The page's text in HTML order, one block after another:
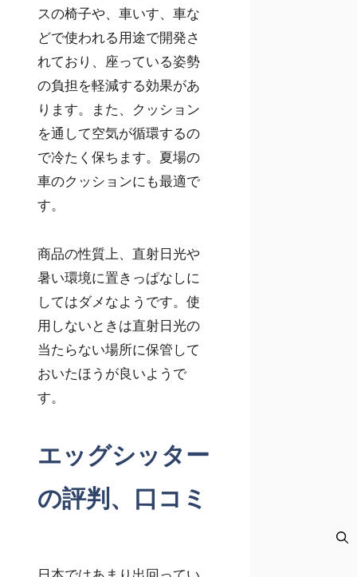
スの椅子や、車いす、車な
どで使われる用途で開発さ
れており、座っている姿勢
の負担を軽減する効果があ
ります。また、クッション
を通して空気が循環するの
で冷たく保ちます。夏場の
車のクッションにも最適で
す。
商品の性質上、直射日光や
暑い環境に置きっぱなしに
してはダメなようです。使
用しないときは直射日光の
当たらない場所に保管して
おいたほうが良いようで
す。
エッグシッター
の評判、口コミ